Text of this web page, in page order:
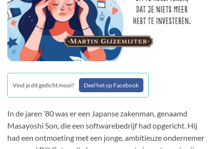
Vind je dit gedicht mooi? Deel het op Facebook
In de jaren ’80 was er een Japanse zakenman, genaamd
Masayoshi Son, die een softwarebedrijf had opgericht. Hij
had een ontmoeting met een jonge, ambitieuze ondernemer